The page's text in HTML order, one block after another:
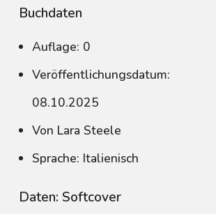
Buchdaten
Auflage: 0
Veröffentlichungsdatum:
08.10.2025
Von Lara Steele
Sprache: Italienisch
Daten: Softcover